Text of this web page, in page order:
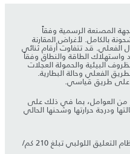
المصنعة الرسمية وفقاً
بالكامل. لأغراض المقارنة
قد تتفاوت أرقام ثنائي
واستهلاك الطاقة والنطاق وفقاً
البيئية والحمولة العجلات
الفعلي وحالة البطارية.
على طريق قياسي.
من العوامل، بما في ذلك على
ودرجة حرارتها وشحنها الحالي
^السرعة القصوى على المحركات مع نظام التعليق اللولبي تبلغ 210 كم/